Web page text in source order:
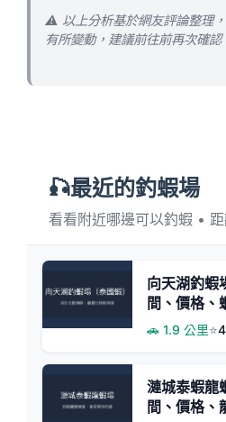
⚠️ 以上分析基於網友評論整理
有所變動，建議前往前再次確認
🎣最近的釣蝦場
看看附近哪邊可以釣蝦 •
向天湖釣蝦
間、價格、
龍蝦體驗
🚗 1.9 公里⭐
漣城泰蝦龍
間、價格、